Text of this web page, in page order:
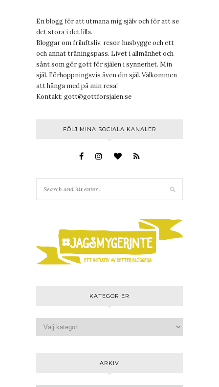
En blogg för att utmana mig själv och för att se
det stora i det lilla.
Bloggar om friluftsliv, resor, husbygge och ett
och annat träningspass. Livet i allmänhet och
sånt som gör gott för själen i synnerhet. Min
själ. Förhoppningsvis även din själ. Välkommen
att hänga med på min resa!
Kontakt: gott@gottforsjalen.se
FÖLJ MINA SOCIALA KANALER
KATEGORIER
ARKIV